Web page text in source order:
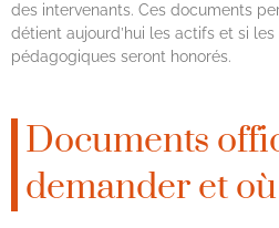
des intervenants. Ces documents
détient aujourd’hui les actifs et si
pédagogiques seront honorés.
Documents
demander et